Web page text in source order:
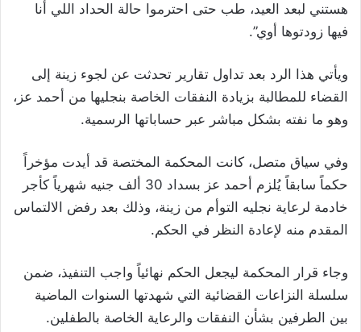
هستني لبعد العيد، طب حتى احترموا حالة الحداد اللي أنا
فيها زودتوها أوي”.
ويأتي هذا الرد بعد تداول تقارير تحدثت عن لجوء زينة إلى
القضاء للمطالبة بزيادة النفقات الخاصة بنجليها من أحمد عز،
وهو ما نفته بشكل مباشر عبر حساباتها الرسمية.
وفي سياق متصل، كانت المحكمة المختصة قد أيدت مؤخراً
حكماً سابقاً يُلزم أحمد عز بسداد 30 ألف جنيه شهرياً كأجر
خادمة لرعاية نجليه التوأم من زينة، وذلك بعد رفض الالتماس
المقدم منه لإعادة النظر في الحكم.
وجاء قرار المحكمة ليجعل الحكم نهائياً واجب التنفيذ، ضمن
سلسلة النزاعات القضائية التي شهدتها السنوات الماضية
بين الطرفين بشأن النفقات والرعاية الخاصة بالطفلين.